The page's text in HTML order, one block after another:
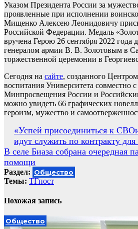
Указом Президента России за
проявленные при исполнении
Мищенко Алексею Леонидовичу
Российской Федерации. Медаль
вручена Герою 26 сентября 2022 года
генералом армии В. В. Золотовым в
торжественной церемонии в
Сегодня на сайте, созданного
воспитания Университета совместно
Минпросвещения России и
можно увидеть 66 графических
героизм, мужество и
Навигация
по
записям
«Успей присоединиться к
идут служить по контракту
В селе Биаза собрана очередная
помощи
Раздел: Общество
Темы: ТГпост
Похожая запись
Общество